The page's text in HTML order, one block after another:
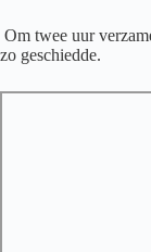
Om twee uur
zo geschiedde.